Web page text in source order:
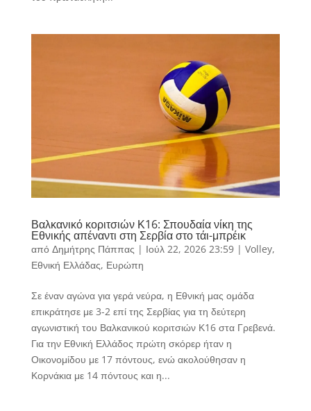
Βαλκανικό κοριτσιών Κ16: Σπουδαία νίκη της
Εθνικής απέναντι στη Σερβία στο τάι-μπρέικ
από Δημήτρης Πάππας | Ιούλ 22, 2026 23:59| Volley,
Εθνική Ελλάδας, Ευρώπη
Σε έναν αγώνα για γερά νεύρα, η Εθνική μας ομάδα
επικράτησε με 3-2 επί της Σερβίας για τη δεύτερη
αγωνιστική του Βαλκανικού κοριτσιών Κ16 στα Γρεβενά.
Για την Εθνική Ελλάδος πρώτη σκόρερ ήταν η
Οικονομίδου με 17 πόντους, ενώ ακολούθησαν η
Κορνάκια με 14 πόντους και η...